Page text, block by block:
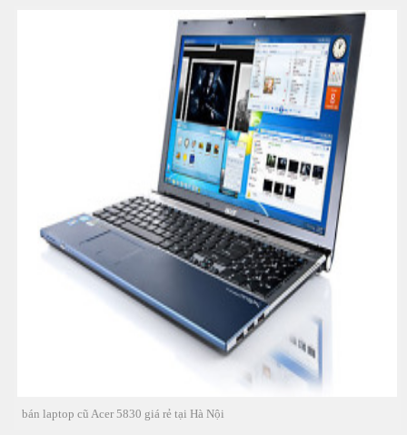
bán laptop cũ Acer 5830 giá rẻ tại Hà Nội